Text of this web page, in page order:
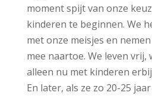
moment spijt van onze
kinderen te beginnen. We
met onze meisjes en
mee naartoe. We leven vrij,
alleen nu met kinderen
En later, als ze zo 20-25